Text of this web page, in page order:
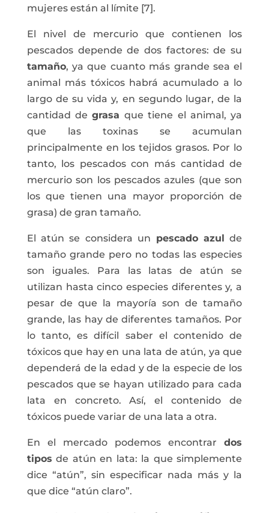
mujeres están al límite [7].
El nivel de mercurio que contienen los
pescados depende de dos factores: de su
tamaño, ya que cuanto más grande sea el
animal más tóxicos habrá acumulado a lo
largo de su vida y, en segundo lugar, de la
cantidad degrasa que tiene el animal, ya
que las toxinas se acumulan
principalmente en los tejidos grasos. Por lo
tanto, los pescados con más cantidad de
mercurio son los pescados azules (que son
los que tienen una mayor proporción de
grasa) de gran tamaño.
El atún se considera un pescado azul de
tamaño grande pero no todas las especies
son iguales. Para las latas de atún se
utilizan hasta cinco especies diferentes y, a
pesar de que la mayoría son de tamaño
grande, las hay de diferentes tamaños. Por
lo tanto, es difícil saber el contenido de
tóxicos que hay en una lata de atún, ya que
dependerá de la edad y de la especie de los
pescados que se hayan utilizado para cada
lata en concreto. Así, el contenido de
tóxicos puede variar de una lata a otra.
En el mercado podemos encontrardos
tipos de atún en lata: la que simplemente
dice “atún”, sin especificar nada más y la
que dice “atún claro”.